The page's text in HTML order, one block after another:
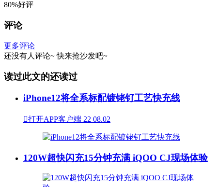
80%好评
评论
更多评论
还没有人评论~ 快来抢沙发吧~
读过此文的还读过
iPhone12将全系标配镀铑钌工艺快充线
打开APP客户端 22 08.02
120W超快闪充15分钟充满 iQOO CJ现场体验